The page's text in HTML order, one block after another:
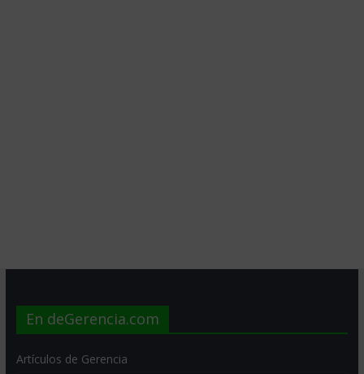
En deGerencia.com
Artículos de Gerencia